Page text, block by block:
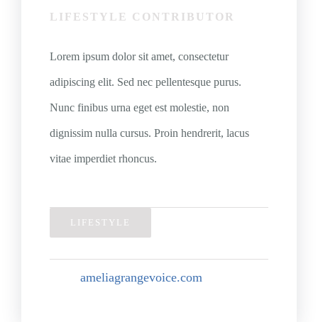
LIFESTYLE CONTRIBUTOR
Lorem ipsum dolor sit amet, consectetur
adipiscing elit. Sed nec pellentesque purus.
Nunc finibus urna eget est molestie, non
dignissim nulla cursus. Proin hendrerit, lacus
vitae imperdiet rhoncus.
LIFESTYLE
ameliagrangevoice.com